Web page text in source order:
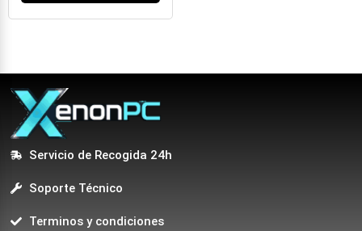
Servicio de Recogida 24h
Soporte Técnico
Terminos y condiciones